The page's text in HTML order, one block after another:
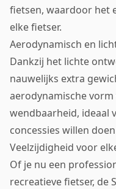
fietsen, waardoor het
elke fietser.
Aerodynamisch en
Dankzij het lichte
nauwelijks extra
aerodynamische
wendbaarheid, ideaal
concessies willen
Veelzijdigheid voor
Of je nu een
recreatieve fietser, de